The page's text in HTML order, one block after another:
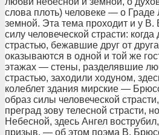
слова плоть) человеке — о
земной. Эта тема проходит и у
силу человеческой страсти:
страстью, бежавшие друг от
оказываются в одной и той же
этажах — стены, разделявшие
страстью, заходили ходуном,
колеблет здания мирские —
образ силы человеческой
преград зову телесной страсти,
Небесной, здесь Ангел
призыв, — об этом поэма В.